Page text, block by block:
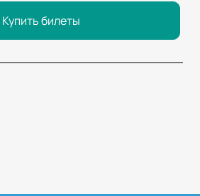
Купить билеты